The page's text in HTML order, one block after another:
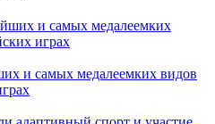
и самых медалеемких видов